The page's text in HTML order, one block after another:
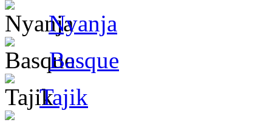
Nyanja
Basque
Tajik